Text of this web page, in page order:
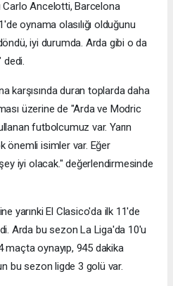
Carlo Ancelotti, Barcelona
oynama olasılığı olduğunu
iyi durumda. Arda gibi o da
dedi.
karşısında duran toplarda daha
üzerine de "Arda ve Modric
futbolcumuz var. Yarın
önemli isimler var. Eğer
iyi olacak." değerlendirmesinde
yarınki El Clasico'da ilk 11'de
Arda bu sezon La Liga'da 10'u
oynayıp, 945 dakika
bu sezon ligde 3 golü var.